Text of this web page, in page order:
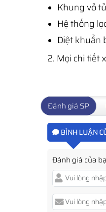
Khung vỏ
Hệ thống
Diệt khuẩn
​​​2. Mọi chi tiết
Đánh giá SP
BÌNH LUẬN
Đánh giá của